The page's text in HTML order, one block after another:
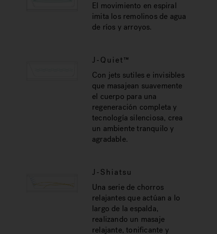
El movimiento en espiral
imita los remolinos de agua
de ríos y arroyos.
J-Quiet™
Con jets sutiles e invisibles
que masajean suavemente
el cuerpo para una
regeneración completa y
tecnología silenciosa, crea
un ambiente tranquilo y
agradable.
J-Shiatsu
Una serie de chorros
relajantes que actúan a lo
largo de la espalda,
realizando un masaje
relajante, tonificante y